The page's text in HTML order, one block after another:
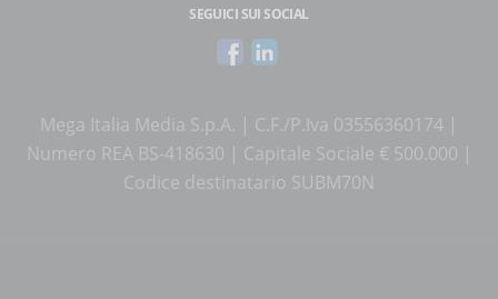
SEGUICI SUI SOCIAL
Mega Italia Media S.p.A. | C.F./P.Iva 03556360174 |
Numero REA BS-418630 | Capitale Sociale € 500.000 |
Codice destinatario SUBM70N